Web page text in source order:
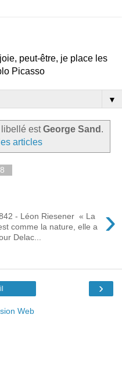
peut-être, je place les
Picasso
▼
estGeorge Sand .
articles
›
- Léon Riesener « La
comme la nature, elle a
Delac...
›
Web